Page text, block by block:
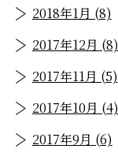
2018年1月 (8)
2017年12月 (8)
2017年11月 (5)
2017年10月 (4)
2017年9月 (6)